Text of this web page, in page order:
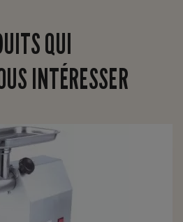
QUI
INTÉRESSER